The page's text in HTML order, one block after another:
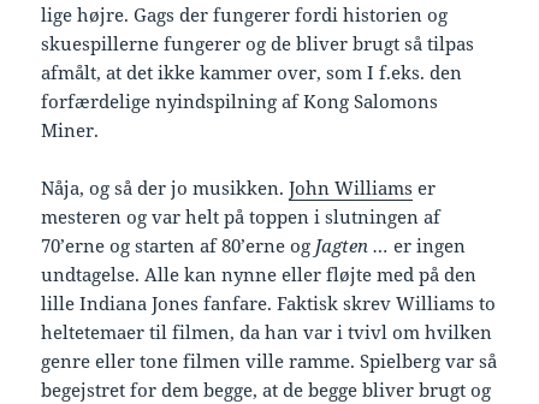
lige højre. Gags der fungerer fordi historien og
skuespillerne fungerer og de bliver brugt så tilpas
afmålt, at det ikke kammer over, som I f.eks. den
forfærdelige nyindspilning af Kong Salomons
Miner.
Nåja, og så der jo musikken.John Williams er
mesteren og var helt på toppen i slutningen af
70’erne og starten af 80’erne og Jagten … er ingen
undtagelse. Alle kan nynne eller fløjte med på den
lille Indiana Jones fanfare. Faktisk skrev Williams to
heltetemaer til filmen, da han var i tvivl om hvilken
genre eller tone filmen ville ramme. Spielberg var så
begejstret for dem begge, at de begge bliver brugt og